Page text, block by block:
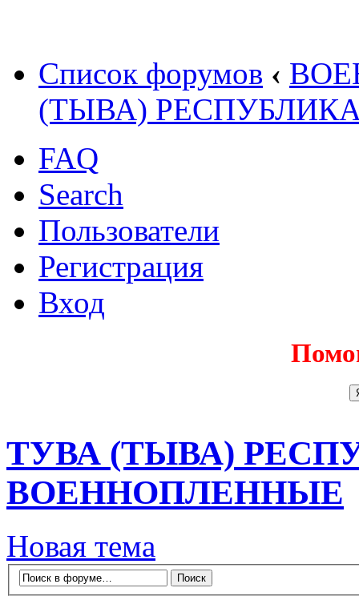
Список форумов ‹
(ТЫВА)
FAQ
Search
Пользователи
Регистрация
Вход
ТУВА (ТЫВА)
ВОЕННОПЛЕННЫЕ
Новая тема